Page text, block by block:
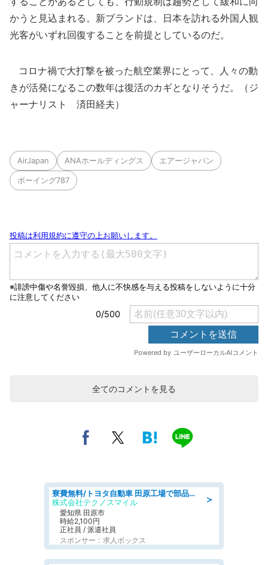
かうと見込まれる。新ブランドは、日本を訪れる外国人観
光客がいずれ回復することを前提としているのだ。
コロナ禍で大打撃を被った航空業界にとって、人々の動
きが活発になるこの数年は復活のカギとなりそうだ。（ジ
ャーナリスト 済田経夫）
AirJapan ANAホールディングス エアージャパン
ボーイング787
全てのコメントを見る
＞
寮費無料/トヨタ自動車 田原工場で部品の組立製造/tutumi
株式会社テクノスマイル
愛知県 田原市
時給2,100円
正社員 / 派遣社員
スポンサー：求人ボックス